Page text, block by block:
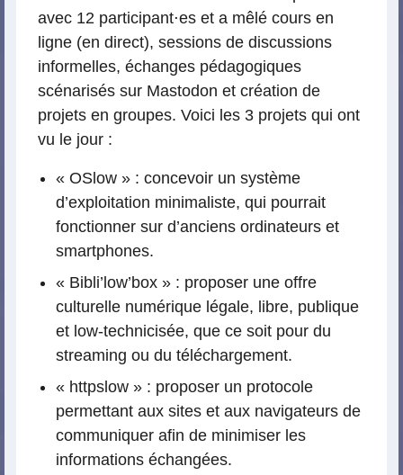
avec 12 participant⋅es et a mêlé cours en
ligne (en direct), sessions de discussions
informelles, échanges pédagogiques
scénarisés sur Mastodon et création de
projets en groupes. Voici les 3 projets qui ont
vu le jour :
« OSlow » : concevoir un système
d’exploitation minimaliste, qui pourrait
fonctionner sur d’anciens ordinateurs et
smartphones.
« Bibli’low’box » : proposer une offre
culturelle numérique légale, libre, publique
et low-technicisée, que ce soit pour du
streaming ou du téléchargement.
« httpslow » : proposer un protocole
permettant aux sites et aux navigateurs de
communiquer afin de minimiser les
informations échangées.